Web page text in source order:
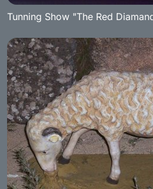
Tunning Show "The Red